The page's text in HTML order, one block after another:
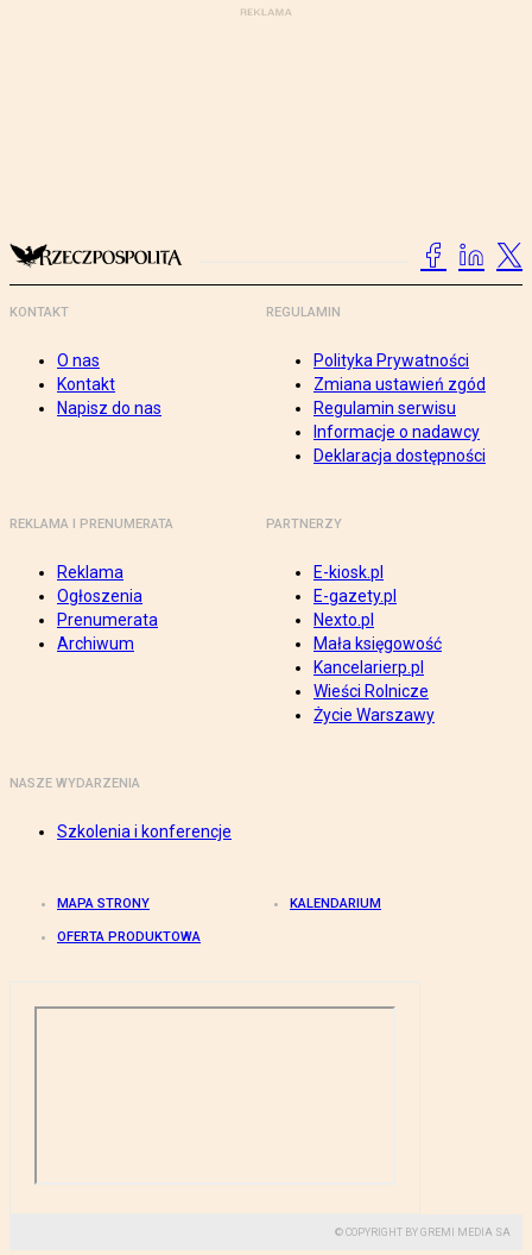
KONTAKT
O nas
Kontakt
Napisz do nas
REGULAMIN
Polityka Prywatności
Zmiana ustawień zgód
Regulamin serwisu
Informacje o nadawcy
Deklaracja dostępności
REKLAMA I PRENUMERATA
Reklama
Ogłoszenia
Prenumerata
Archiwum
PARTNERZY
E-kiosk.pl
E-gazety.pl
Nexto.pl
Mała księgowość
Kancelarierp.pl
Wieści Rolnicze
Życie Warszawy
NASZE WYDARZENIA
Szkolenia i konferencje
MAPA STRONY KALENDARIUM
OFERTA PRODUKTOWA
© COPYRIGHT BY GREMI MEDIA SA